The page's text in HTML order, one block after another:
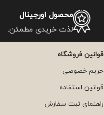
محصول اورجینال
لذت خریدی مطمئن.
قوانین فروشگاه
حریم خصوصی
قوانین استفاده
راهنمای ثبت سفارش